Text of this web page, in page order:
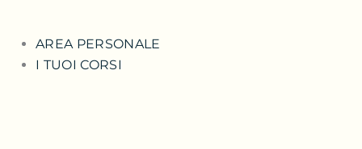
AREA PERSONALE
I TUOI CORSI